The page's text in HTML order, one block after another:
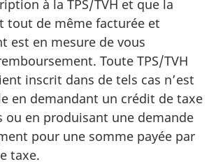
à la TPS/TVH et que la
tout de même facturée et
est en mesure de vous
Toute TPS/TVH
inscrit dans de tels cas n’est
en demandant un crédit de taxe
ou en produisant une demande
pour une somme payée par
taxe.